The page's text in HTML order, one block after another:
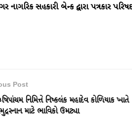
નાગરિક સહકારી બેન્ક દ્વારા પત્રકાર
Post
નિમિત્તે નિષ્કલંક મહાદેવ કોળિયાક ખાતે
માટે ભાવિકો ઉમટ્યા